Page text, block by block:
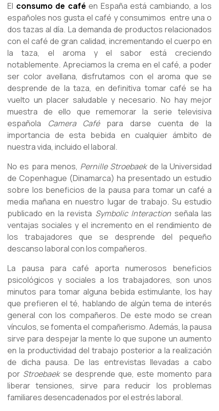
El consumo de caféen España está cambiando, a los
españoles nos gusta el café y consumimos entre una o
dos tazas al día. La demanda de productos relacionados
con el café de gran calidad, incrementando el cuerpo en
la taza, el aroma y el sabor está creciendo
notablemente. Apreciamos la crema en el café, a poder
ser color avellana, disfrutamos con el aroma que se
desprende de la taza, en definitiva tomar café se ha
vuelto un placer saludable y necesario. No hay mejor
muestra de ello que rememorar la serie televisiva
española Camera Cafépara darse cuenta de la
importancia de esta bebida en cualquier ámbito de
nuestra vida, incluido el laboral.
No es para menos, Pernille Stroebaekde la Universidad
de Copenhague (Dinamarca) ha presentado un estudio
sobre los beneficios de la pausa para tomar un café a
media mañana en nuestro lugar de trabajo. Su estudio
publicado en la revista Symbolic Interaction señala las
ventajas sociales y el incremento en el rendimiento de
los trabajadores que se desprende del pequeño
descanso laboral con los compañeros.
La pausa para café aporta numerosos beneficios
psicológicos y sociales a los trabajadores, son unos
minutos para tomar alguna bebida estimulante, los hay
que prefieren el té, hablando de algún tema de interés
general con los compañeros. De este modo se crean
vínculos, se fomenta el compañerismo. Además, la pausa
sirve para despejar la mente lo que supone un aumento
en la productividad del trabajo posterior a la realización
de dicha pausa. De las entrevistas llevadas a cabo
por Stroebaekse desprende que, este momento para
liberar tensiones, sirve para reducir los problemas
familiares desencadenados por el estrés laboral.